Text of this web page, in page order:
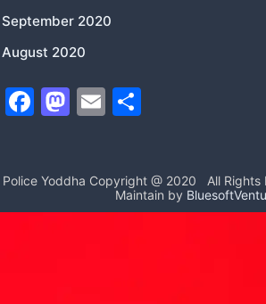
September 2020
August 2020
F
e
b
M
o
d
E
l
e
Police Yoddha Copyright @ 2020
All Rights
Maintain by